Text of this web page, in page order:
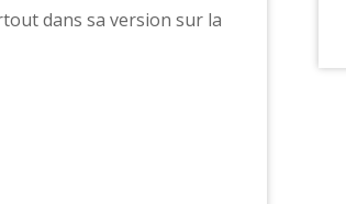
dans sa version sur la